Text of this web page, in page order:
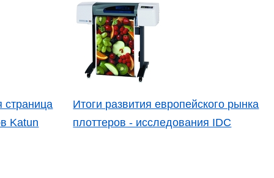
страница
Katun
Итоги развития европейского рынка
плоттеров - исследования IDC